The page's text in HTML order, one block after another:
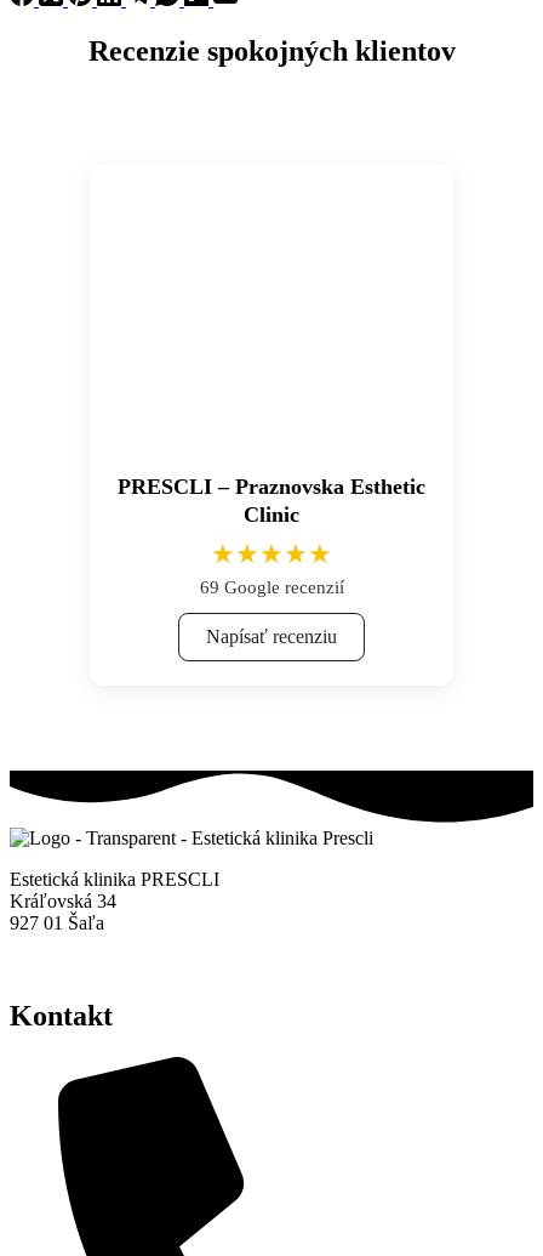
Recenzie spokojných klientov
PRESCLI – Praznovska Esthetic
Clinic
★★★★★
69 Google recenzií
Napísať recenziu
Estetická klinika PRESCLI
Kráľovská 34
927 01 Šaľa
Kontakt